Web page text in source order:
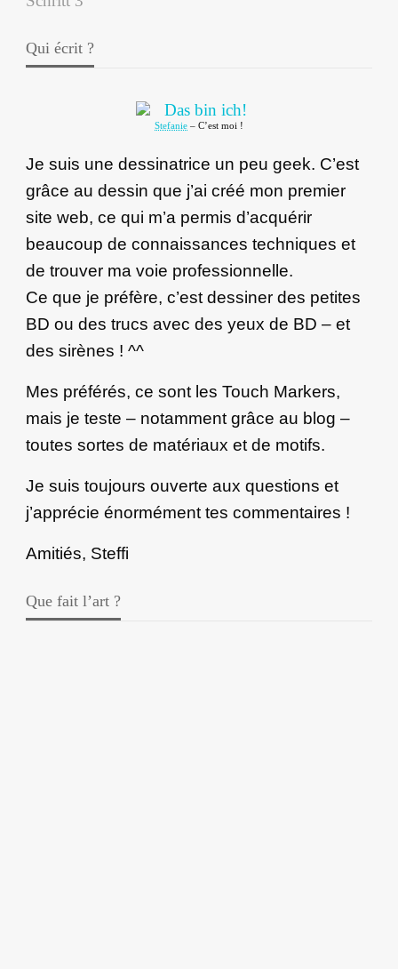
Qui écrit ?
Stefanie – C’est moi !
Je suis une dessinatrice un peu geek. C’est
grâce au dessin que j’ai créé mon premier
site web, ce qui m’a permis d’acquérir
beaucoup de connaissances techniques et
de trouver ma voie professionnelle.
Ce que je préfère, c’est dessiner des petites
BD ou des trucs avec des yeux de BD – et
des sirènes ! ^^
Mes préférés, ce sont les Touch Markers,
mais je teste – notamment grâce au blog –
toutes sortes de matériaux et de motifs.
Je suis toujours ouverte aux questions et
j’apprécie énormément tes commentaires !
Amitiés, Steffi
Que fait l’art ?